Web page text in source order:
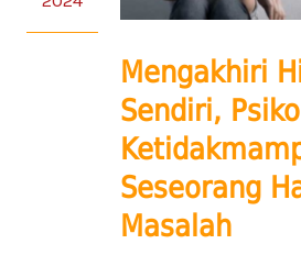
Mengakhiri
Sendiri,
Seseorang
Masalah